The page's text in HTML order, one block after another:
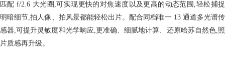
匹配 f/2.6 大光圈,可实现更快的对焦速度以及更高的动态范围,轻松捕捉
明暗细节,拍人像、拍风景都能轻松出片。配合同档唯一 13 通道多光谱传
感器,可提升灵敏度和光学响应,更准确、细腻地计算、还原哈苏自然色,照
片质感再升级。